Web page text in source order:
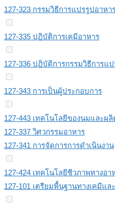
127-323 กรรมวิธีการแปรรูปอาหา
127-335 ปฏิบัติการเคมีอาหาร
127-336 ปฏิบัติการกรรมวิธีการแ
127-343 การเป็นผู้ประกอบการ
127-443 เทคโนโลยีของนมและ
127-337 วิศวกรรมอาหาร
127-341 การจัดการการดําเนินงาน
127-424 เทคโนโลยีชีวภาพทางอา
127-101 เตรียมพื้นฐานทางเคมีแล